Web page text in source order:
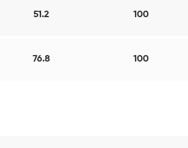
51.2 100
76.8 100